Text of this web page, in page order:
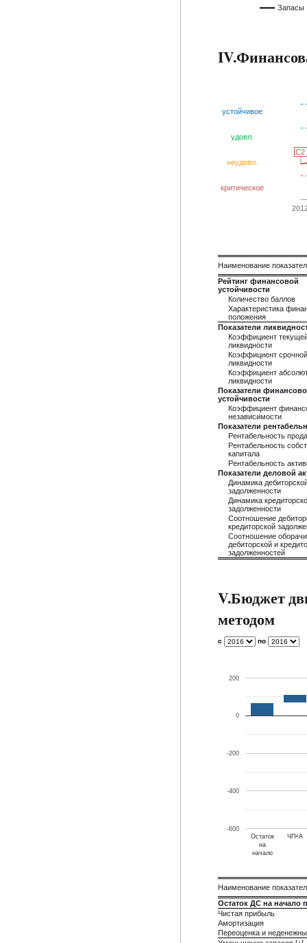
Запасы
устойчивое
удовл.
неудовл.
критическое
C2
C2
Наименование
Рейтинг финансовой
устойчивости
Количество баллов
Характеристика
положения
Показатели
Коэффициент
ликвидности
Коэффициент срочной
ликвидности
Коэффициент
ликвидности
Показатели
устойчивости
Коэффициент
независимости
Показатели
Рентабельность
Рентабельность
капитала
Рентабельность
Показатели деловой
Динамика
задолженности
Динамика
задолженности
Соотношение
кредиторской
Соотношение
дебиторской и
задолженностей
V.Бюджет
методом
с по
Остаток
на
начало
ЧП+А
-600
-400
-200
0
200
Наименование
Остаток ДС на начало
Чистая прибыль
Амортизация
Переоценка и